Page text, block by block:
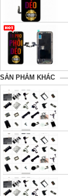
SẢN PHẢM KHÁC